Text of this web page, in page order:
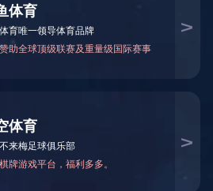
型恒温金属浴